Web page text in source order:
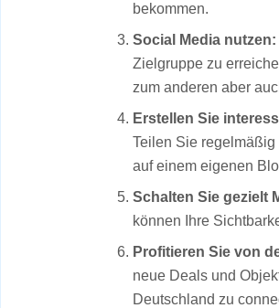
bekommen.
Social Media nutzen:
Zielgruppe zu
zum anderen aber
Erstellen Sie
Teilen Sie
auf einem eigenen
Schalten Sie gezielt
können Ihre
Profitieren Sie von
neue Deals und
Deutschland zu